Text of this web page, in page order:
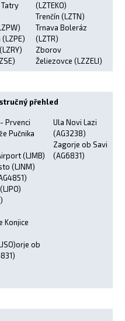
(LZTEKO)
Trenčín (LZTN)
Trnava Boleráz
(LZTR)
Zborov
Želiezovce (LZZELI)
přehled
Prvenci
Pučnika
(LJMB)
(LJNM)
Konjice
ob
Ula Novi Lazi
(AG3238)
Zagorje ob Savi
(AG6831)